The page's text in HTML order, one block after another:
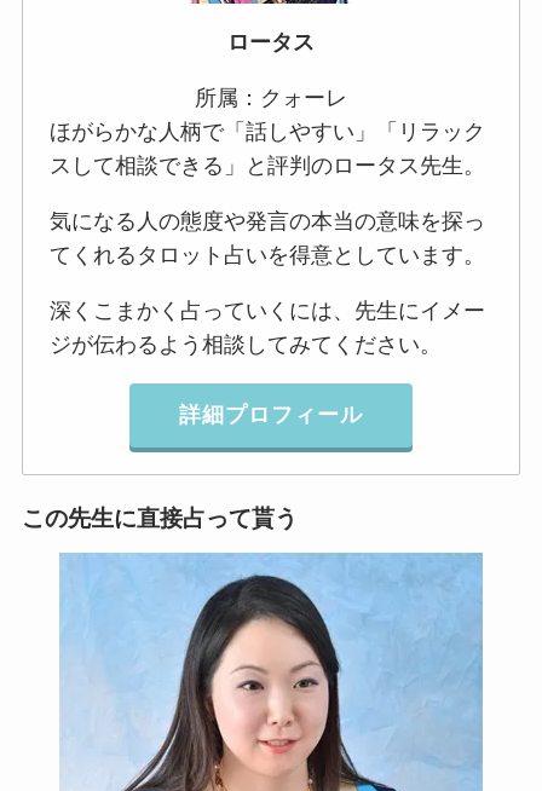
ロータス
所属：クォーレ
ほがらかな人柄で「話しやすい」「リラック
スして相談できる」と評判のロータス先生。
気になる人の態度や発言の本当の意味を探っ
てくれるタロット占いを得意としています。
深くこまかく占っていくには、先生にイメー
ジが伝わるよう相談してみてください。
詳細プロフィール
この先生に直接占って貰う